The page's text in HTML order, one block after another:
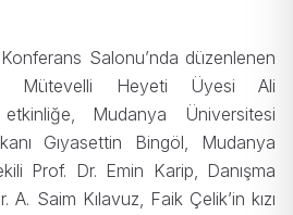
Salonu’nda düzenlenen
Mütevelli Heyeti Üyesi Ali
etkinliğe, Mudanya Üniversitesi
Gıyasettin Bingöl, Mudanya
Prof. Dr. Emin Karip, Danışma
A. Saim Kılavuz, Faik Çelik’in kızı